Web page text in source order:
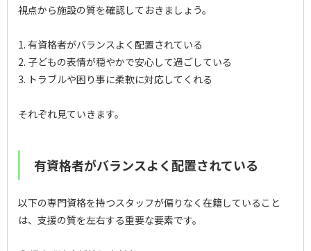
視点から施設の質を確認しておきましょう。
1. 有資格者がバランスよく配置されている
2. 子どもの表情が穏やかで安心して過ごしている
3. トラブルや困り事に柔軟に対応してくれる
それぞれ見ていきます。
有資格者がバランスよく配置されている
以下の専門資格を持つスタッフが偏りなく在籍していること
は、支援の質を左右する重要な要素です。